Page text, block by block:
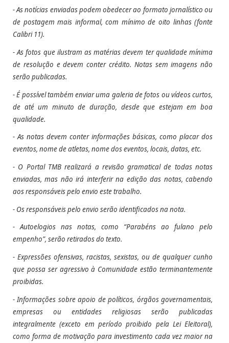
- As notícias enviadas podem obedecer ao formato jornalístico ou
de postagem mais informal, com mínimo de oito linhas (fonte
Calibri 11).
- As fotos que ilustram as matérias devem ter qualidade mínima
de resolução e devem conter crédito. Notas sem imagens não
serão publicadas.
- É possível também enviar uma galeria de fotos ou vídeos curtos,
de até um minuto de duração, desde que estejam em boa
qualidade.
- As notas devem conter informações básicas, como placar dos
eventos, nome de atletas, nome dos eventos, locais, datas, etc.
- O Portal TMB realizará a revisão gramatical de todas notas
enviadas, mas não irá interferir na edição das notas, cabendo
aos responsáveis pelo envio este trabalho.
- Os responsáveis pelo envio serão identificados na nota.
- Autoelogios nas notas, como “Parabéns ao fulano pelo
empenho”, serão retirados do texto.
- Expressões ofensivas, racistas, sexistas, ou de qualquer cunho
que possa ser agressivo à Comunidade estão terminantemente
proibidas.
- Informações sobre apoio de políticos, órgãos governamentais,
empresas ou entidades religiosas serão publicadas
integralmente (exceto em período proibido pela Lei Eleitoral),
como forma de motivação para investimento cada vez maior na